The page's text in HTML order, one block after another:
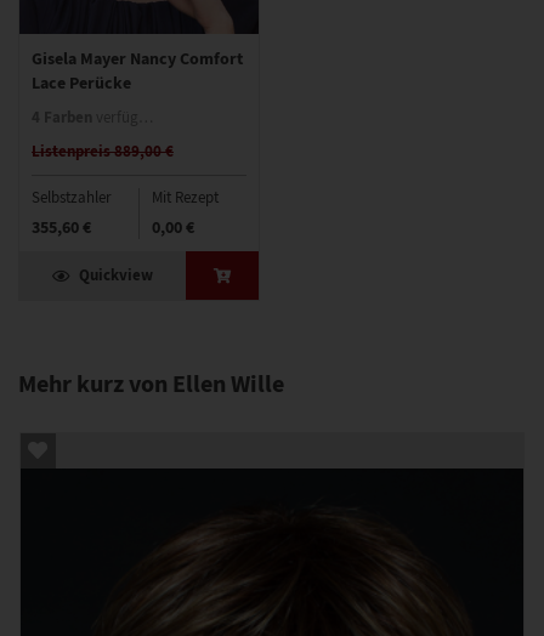
Gisela Mayer Nancy Comfort
Lace Perücke
Listenpreis 889,00 €
Selbstzahler
355,60 €
Mit Rezept
0,00 €
Quickview
Mehr kurz von Ellen Wille